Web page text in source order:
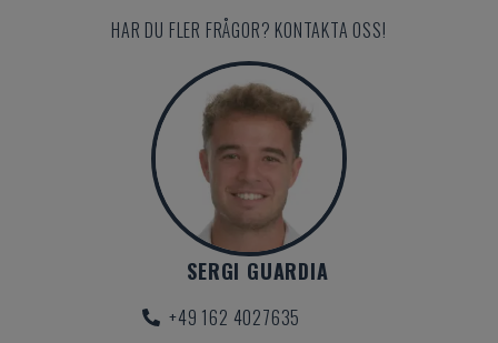
HAR DU FLER FRÅGOR? KONTAKTA OSS!
SERGI GUARDIA
+49 162 4027635